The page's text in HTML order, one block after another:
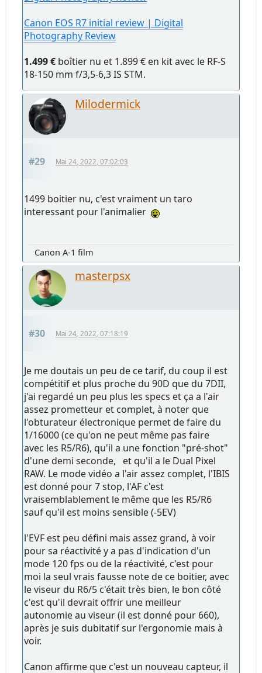
Canon EOS R7 initial review | Digital
Photography Review
1.499 € boîtier nu et 1.899 € en kit avec le RF-S
18-150 mm f/3,5-6,3 IS STM.
Milodermick
#29 Mai 24, 2022, 07:02:03
1499 boitier nu, c'est vraiment un taro
interessant pour l'animalier
Canon A-1 film
masterpsx
#30 Mai 24, 2022, 07:18:19
Je me doutais un peu de ce tarif, du coup il est
compétitif et plus proche du 90D que du 7DII,
j'ai regardé un peu plus les specs et ça a l'air
assez prometteur et complet, à noter que
l'obturateur électronique permet de faire du
1/16000 (ce qu'on ne peut même pas faire
avec les R5/R6), qu'il a une fonction "pré-shot"
d'une demi seconde, et qu'il a le Dual Pixel
RAW. Le mode vidéo a l'air assez complet, l'IBIS
est donné pour 7 stop, l'AF c'est
vraisemblablement le même que les R5/R6
sauf qu'il est moins sensible (-5EV)
l'EVF est peu défini mais assez grand, à voir
pour sa réactivité y a pas d'indication d'un
mode 120 fps ou de la réactivité, c'est pour
moi la seul vrais fausse note de ce boitier, avec
le viseur du R6/5 c'était très bien, le bon côté
c'est qu'il devrait offrir une meilleur
autonomie au viseur (il est donné pour 660),
après je suis dubitatif sur l'ergonomie mais à
voir.
Canon affirme que c'est un nouveau capteur, il